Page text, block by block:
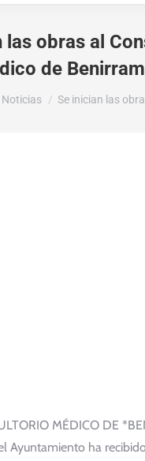
las obras al
de
Noticias Se inician las
MÉDICO DE
Ayuntamiento ha